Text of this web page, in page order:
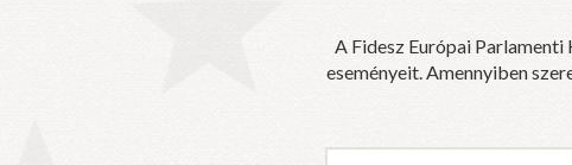
A Fidesz Európai
eseményeit. Amennyiben